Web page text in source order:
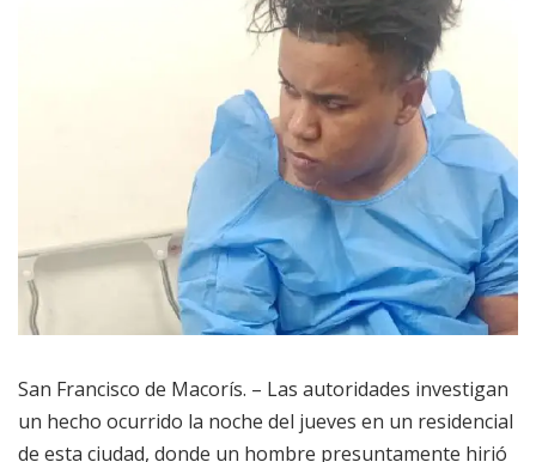
San Francisco de Macorís. – Las autoridades investigan
un hecho ocurrido la noche del jueves en un residencial
de esta ciudad, donde un hombre presuntamente hirió